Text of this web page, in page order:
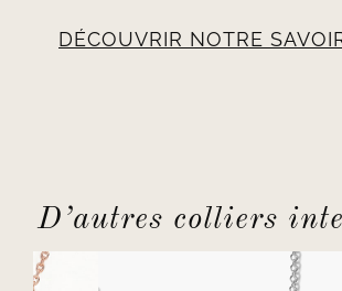
DÉCOUVRIR NOTRE
D’autres colliers